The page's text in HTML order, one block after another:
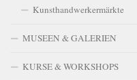
Kunsthandwerkermärkte
MUSEEN & GALERIEN
KURSE & WORKSHOPS